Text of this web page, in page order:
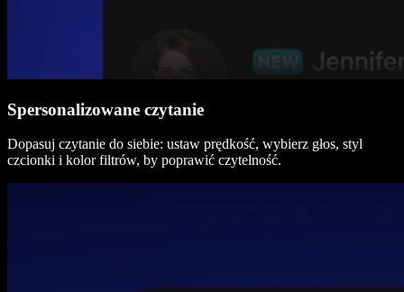
Spersonalizowane czytanie
Dopasuj czytanie do siebie: ustaw prędkość, wybierz głos, styl
czcionki i kolor filtrów, by poprawić czytelność.